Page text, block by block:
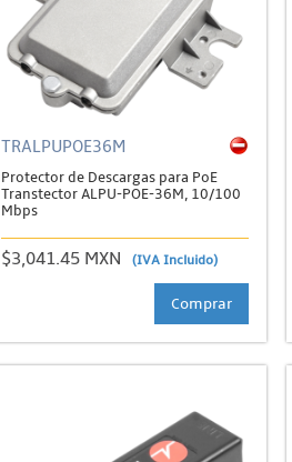
TRALPUPOE36M
Protector de Descargas para PoE
Transtector ALPU-POE-36M, 10/100
Mbps
$3,041.45 MXN (IVA Incluido)
Comprar